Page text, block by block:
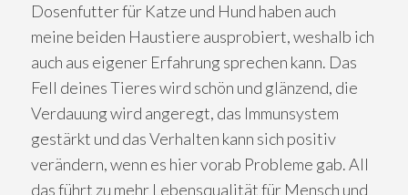
Dosenfutter für Katze und Hund haben auch
meine beiden Haustiere ausprobiert, weshalb ich
auch aus eigener Erfahrung sprechen kann. Das
Fell deines Tieres wird schön und glänzend, die
Verdauung wird angeregt, das Immunsystem
gestärkt und das Verhalten kann sich positiv
verändern, wenn es hier vorab Probleme gab. All
das führt zu mehr Lebensqualität für Mensch und